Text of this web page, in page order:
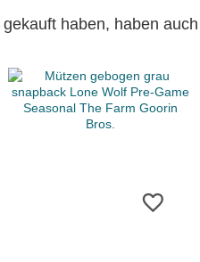
haben, haben auch